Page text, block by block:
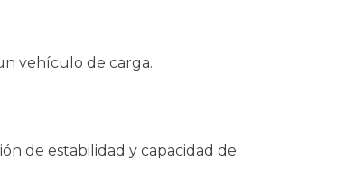
vehículo de carga.
de estabilidad y capacidad de